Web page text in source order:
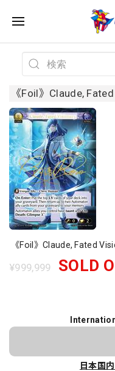
《Foil》Claude,
《Foil》Claude, Fated
¥999,999 SOLD
日本国